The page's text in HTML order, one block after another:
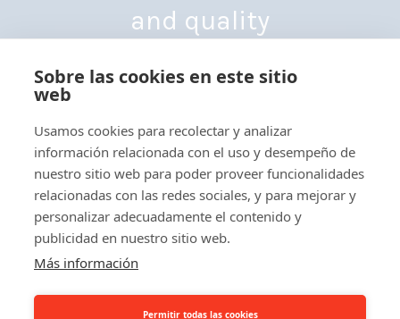
and quality
Yhdystie 3-7,
68300 Kälviä, Finland
Tel: +358 6 832 5000
info@besthall.com
Business ID FI01070190
Sobre las cookies en este sitio
web
Usamos cookies para recolectar y analizar
información relacionada con el uso y desempeño de
nuestro sitio web para poder proveer funcionalidades
relacionadas con las redes sociales, y para mejorar y
personalizar adecuadamente el contenido y
publicidad en nuestro sitio web.
Más información
Permitir todas las cookies